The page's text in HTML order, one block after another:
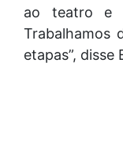
ao teatro e
Trabalhamos
etapas”, disse